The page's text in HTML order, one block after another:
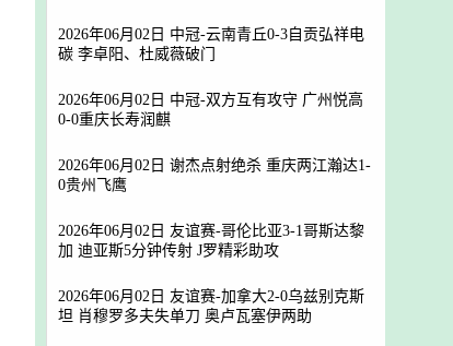
2026年06月02日 中冠-云南青丘0-3自贡弘祥电
碳 李卓阳、杜威薇破门
2026年06月02日 中冠-双方互有攻守 广州悦高
0-0重庆长寿润麒
2026年06月02日 谢杰点射绝杀 重庆两江瀚达1-
0贵州飞鹰
2026年06月02日 友谊赛-哥伦比亚3-1哥斯达黎
加 迪亚斯5分钟传射 J罗精彩助攻
2026年06月02日 友谊赛-加拿大2-0乌兹别克斯
坦 肖穆罗多夫失单刀 奥卢瓦塞伊两助